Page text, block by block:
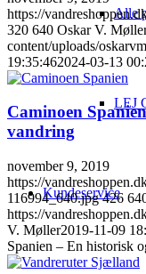
Alle
LEJ
Kundeservice
https://
320 640 Oskar V.
content/uploads/
19:35:462024-03-13
Caminoen
vandring
november 9, 2019
https://
116994_640.jpg 426
https://
V. Møller2019-11-09
Spanien – En historisk